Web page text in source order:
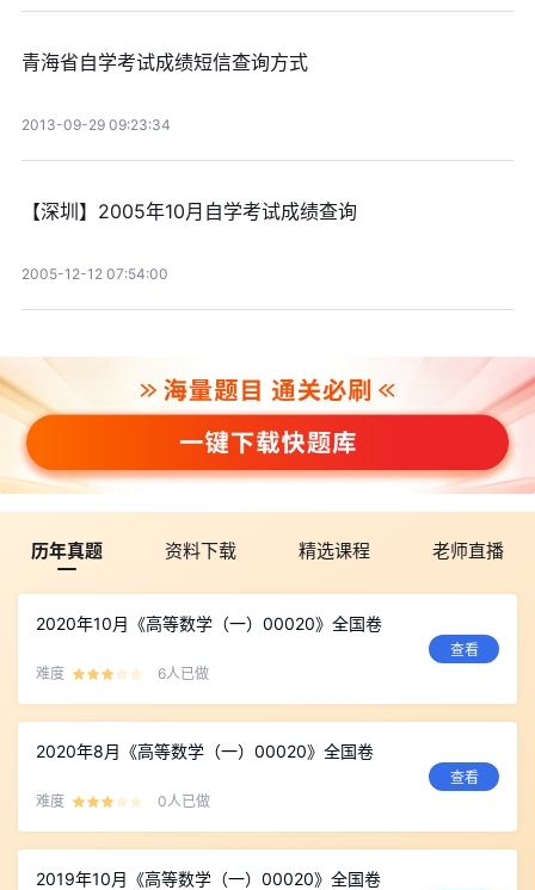
青海省自学考试成绩短信查询方式
2013-09-29 09:23:34
【深圳】2005年10月自学考试成绩查询
2005-12-12 07:54:00
历年真题 资料下载 精选课程 老师直播
2020年10月《高等数学（一）00020》全国卷
难度 6人已做
查看
2020年8月《高等数学（一）00020》全国卷
难度 0人已做
查看
2019年10月《高等数学（一）00020》全国卷